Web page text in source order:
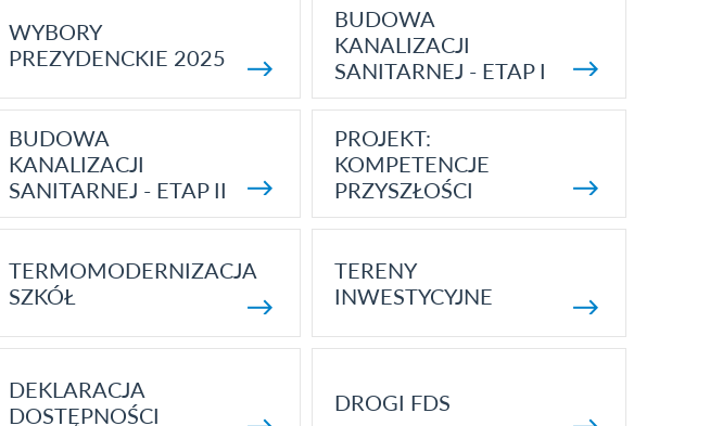
WYBORY
PREZYDENCKIE 2025
BUDOWA
KANALIZACJI
SANITARNEJ - ETAP I
BUDOWA
KANALIZACJI
SANITARNEJ - ETAP II
PROJEKT:
KOMPETENCJE
PRZYSZŁOŚCI
TERMOMODERNIZACJA
SZKÓŁ
TERENY
INWESTYCYJNE
DEKLARACJA
DOSTĘPNOŚCI
DROGI FDS